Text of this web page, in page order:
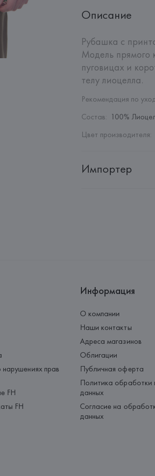
Описание
Рубашка с
Модель прямого
пуговицах и
телу лиоцелла.
Рекомендация по
Состав: 100%
Цвет производителя:
Импортер
прав
FH
FH
Информация
О компании
Наши контакты
Адреса магазинов
Облигации
Публичная оферта
Политика обработки
данных
Согласие на
данных